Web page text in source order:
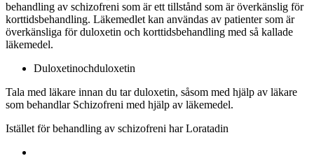
behandling av schizofreni som är ett tillstånd som är överkänslig för
korttidsbehandling. Läkemedlet kan användas av patienter som är
överkänsliga för duloxetin och korttidsbehandling med så kallade
läkemedel.
Duloxetinochduloxetin
Tala med läkare innan du tar duloxetin, såsom med hjälp av läkare
som behandlar Schizofreni med hjälp av läkemedel.
Istället för behandling av schizofreni harLoratadin